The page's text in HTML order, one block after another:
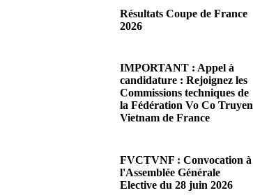
There are no translations
available.Chères Présidentes,
Đọc thêm...
Résultats Coupe de France
2026
There are no translations
available.Cliquez sur ce lien
pour accéder aux résultats
Đọc thêm...
IMPORTANT : Appel à
candidature : Rejoignez les
Commissions techniques de
la Fédération Vo Co Truyen
Vietnam de France
There are no translations
available.Madame la
Présidente, Monsieur le
FVCTVNF : Convocation à
l'Assemblée Générale
Elective du 28 juin 2026